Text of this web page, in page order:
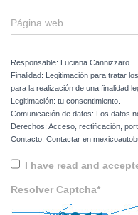
Página web
Responsable: Luciana Cannizzaro.
Finalidad: Legitimación para tratar
para la realización de una finalidad
Legitimación: tu consentimiento.
Comunicación de datos: Los datos
Derechos: Acceso, rectificación,
Contacto: Contactar en
I have read and
Resolver Captcha*